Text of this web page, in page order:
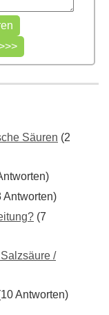
Säuren (2
Antworten)
(7
/
Antworten)